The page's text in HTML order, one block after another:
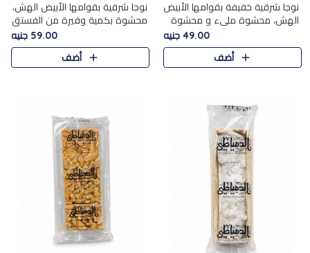
نوجا شرقية خفيفة بقوامها الأبيض
الهش، محشوة مليء و محشوة
بـكمية وفيرة من الفستق الفاخر
لتمنحك نكهة مكسرات غنية
وقرمشة مميزة في كل قطعة و
49.00 جنيه
أضف
نوجا شرقية بقوامها الأبيض الهش،
محشوة بكمية وفيرة من الفستق
الفاخر لتمنحك نكهة غنية وقرمشة
مميزة في كل قطعة، لتجربة تجمع
بين الفخامة والمذاق..
59.00 جنيه
أضف